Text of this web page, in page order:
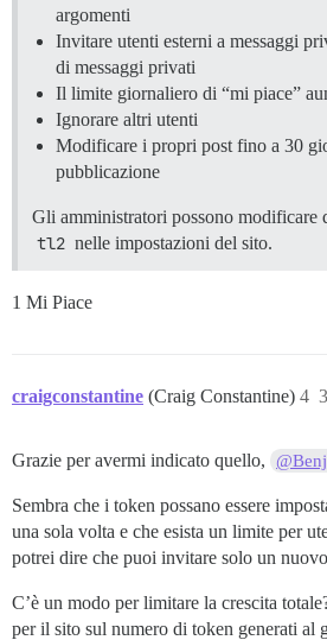
argomenti
Invitare utenti esterni a messaggi
di messaggi privati
Il limite giornaliero di “mi piace”
Ignorare altri utenti
Modificare i propri post fino a 30
pubblicazione
Gli amministratori possono modificare
tl2 nelle impostazioni del sito.
1 Mi Piace
craigconstantine (Craig Constantine) 4
Grazie per avermi indicato quello,
Sembra che i token possano essere
una sola volta e che esista un limite per
potrei dire che puoi invitare solo un
C’è un modo per limitare la crescita
per il sito sul numero di token generati al